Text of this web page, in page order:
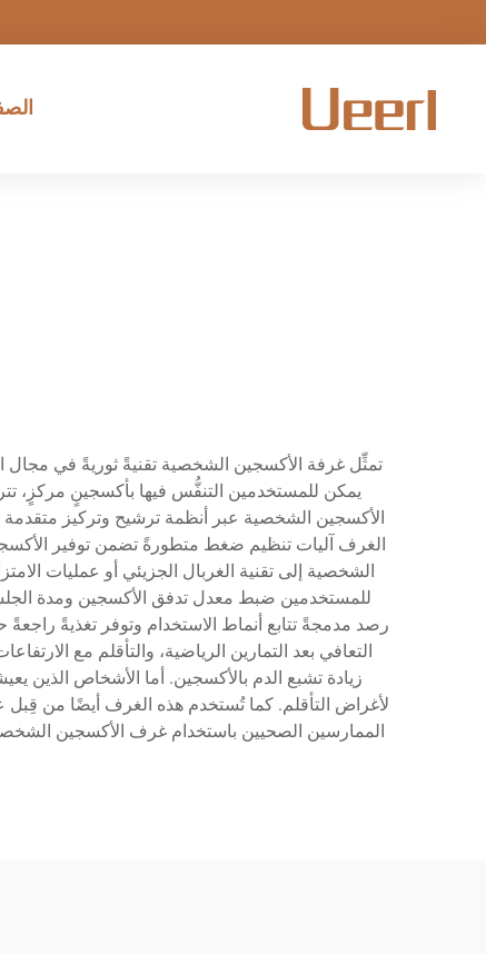
تمثِّل غرفة الأكسجين الشخصية تقنيةً ثوريةً في مجال
الأكسجين الشخصية عبر أنظمة ترشيح وتركيز
الغرف آليات تنظيم ضغط متطورةً تضمن توفير
الشخصية إلى تقنية الغربال الجزيئي أو عمليات
للمستخدمين ضبط معدل تدفق الأكسجين ومدة
رصد مدمجةً تتابع أنماط الاستخدام وتوفر تغذيةً
التعافي بعد التمارين الرياضية، والتأقلم مع
زيادة تشبع الدم بالأكسجين. أما الأشخاص الذين
لأغراض التأقلم. كما تُستخدم هذه الغرف أيضًا من قِبل
الممارسين الصحيين باستخدام غرف الأكسجين